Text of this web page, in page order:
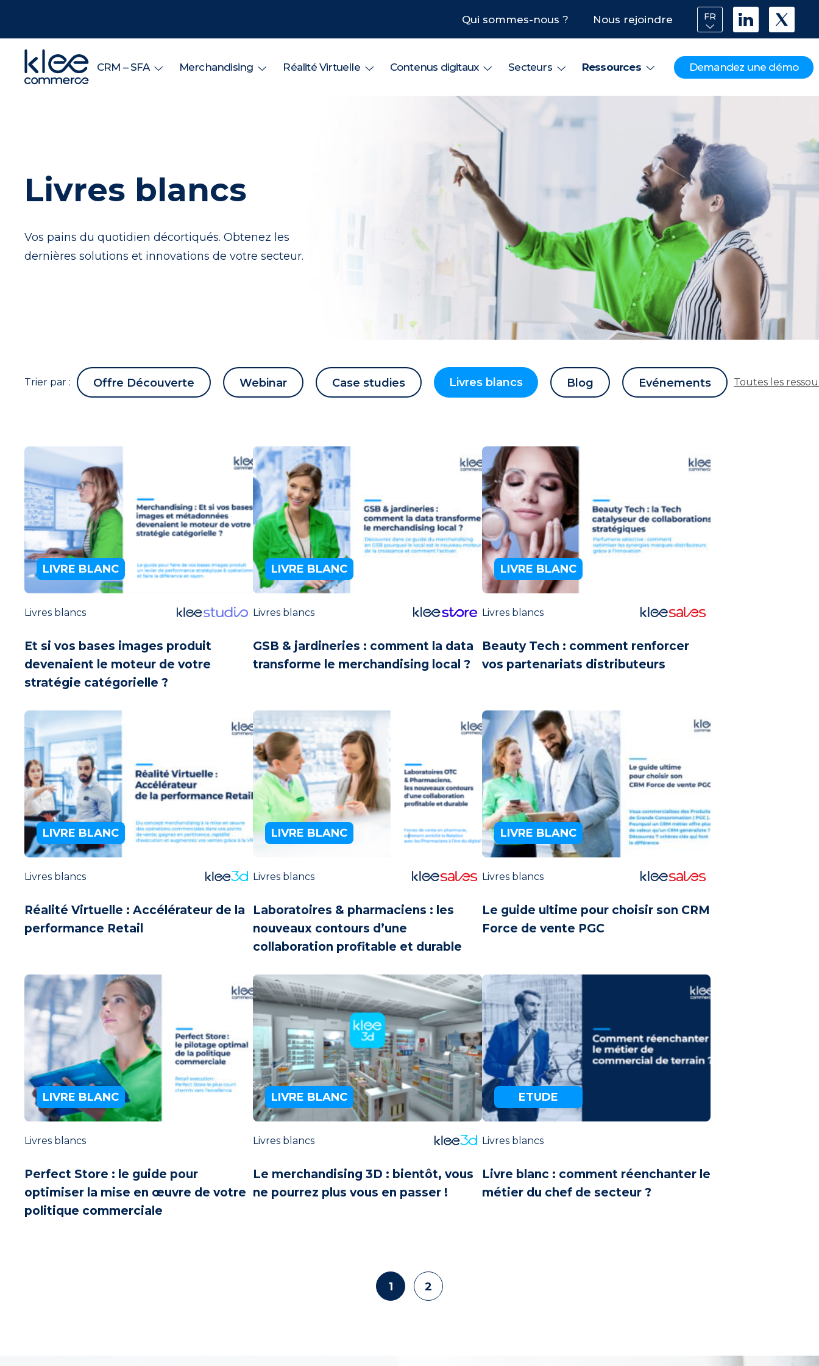
Qui sommes-nous ? Nous rejoindre FR
CRM – SFA Merchandising Réalité Virtuelle Contenus digitaux Secteurs Ressources Demandez une démo
Livres blancs
Vos pains du quotidien décortiqués. Obtenez les
dernières solutions et innovations de votre secteur.
Trier par : Offre Découverte Webinar Case studies Livres blancs Blog Evénements Toutes les
LIVRE BLANC
Livres blancs
Et si vos bases images produit
devenaient le moteur de votre
stratégie catégorielle ?
LIVRE BLANC
Livres blancs
GSB & jardineries : comment la data
transforme le merchandising local ?
LIVRE BLANC
Livres blancs
Beauty Tech : comment renforcer
vos partenariats distributeurs
LIVRE BLANC
Livres blancs
Réalité Virtuelle : Accélérateur de la
performance Retail
LIVRE BLANC
Livres blancs
Laboratoires & pharmaciens : les
nouveaux contours d’une
collaboration profitable et durable
LIVRE BLANC
Livres blancs
Le guide ultime pour choisir son CRM
Force de vente PGC
LIVRE BLANC
Livres blancs
Perfect Store : le guide pour
optimiser la mise en œuvre de votre
politique commerciale
LIVRE BLANC
Livres blancs
Le merchandising 3D : bientôt, vous
ne pourrez plus vous en passer !
ETUDE
Livres blancs
Livre blanc : comment réenchanter le
métier du chef de secteur ?
1 2